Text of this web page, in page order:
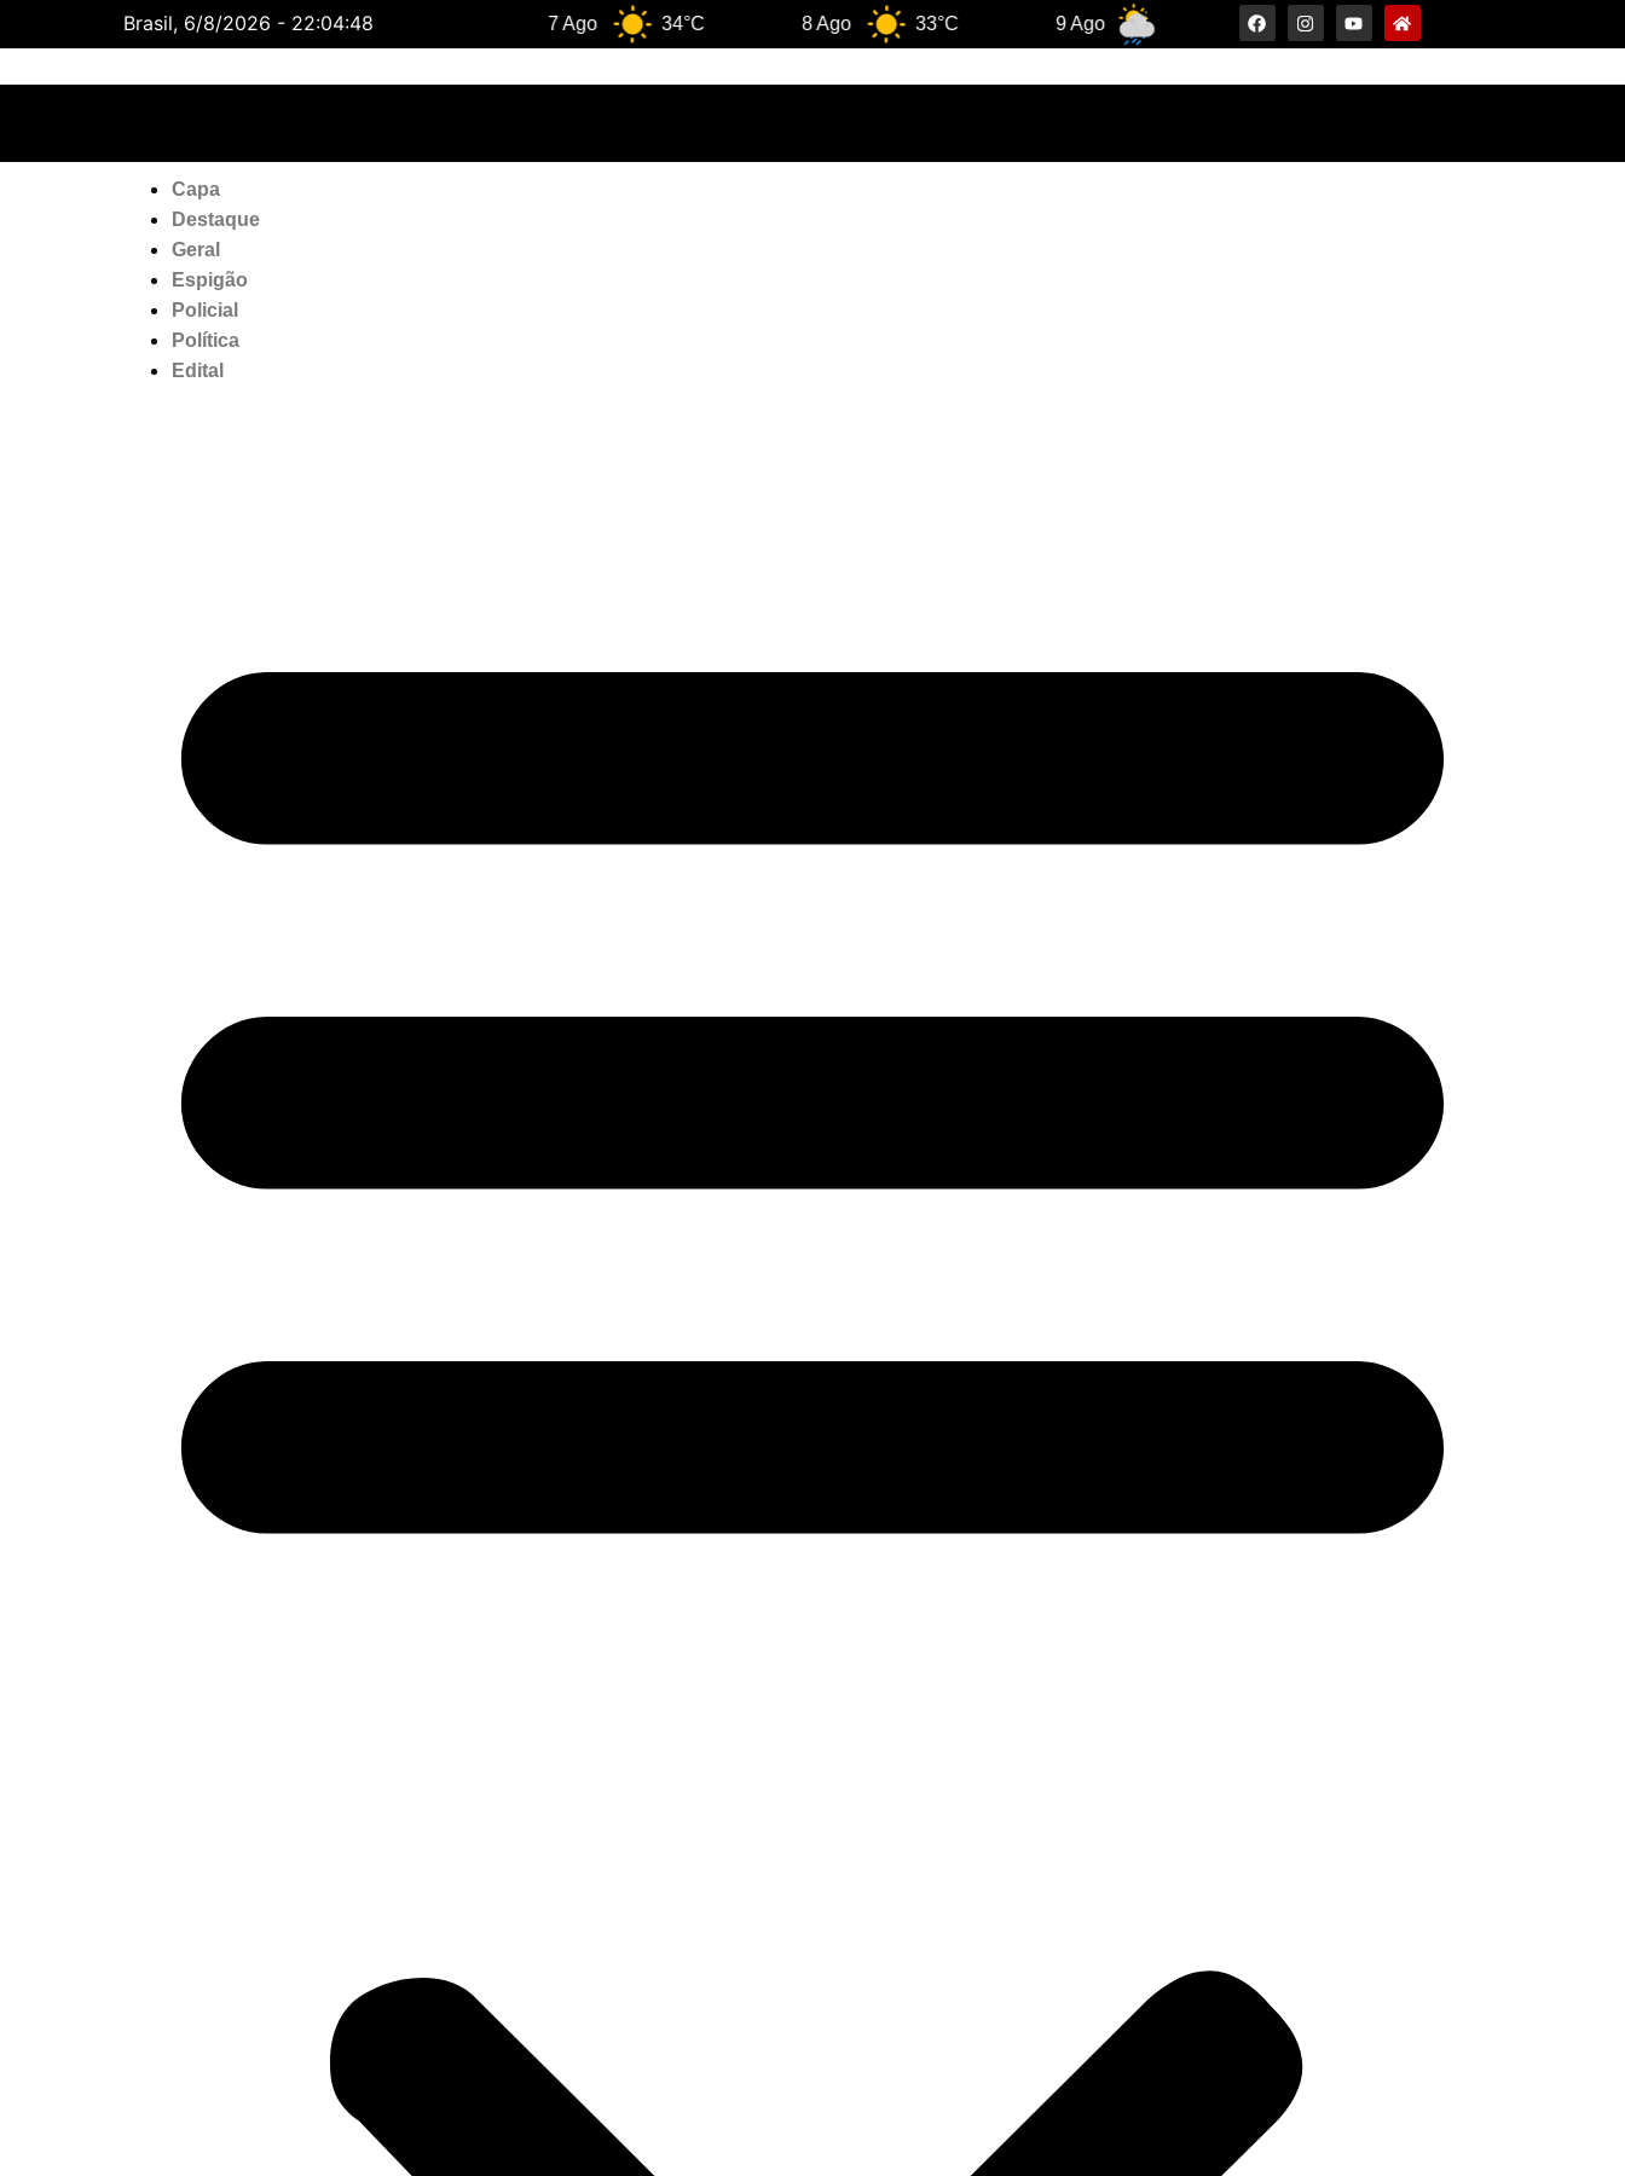
Brasil, 6/8/2026 - 22:04:49
6 Ago 34°C 34°C 33°C 30°C 10 Ago 33°C
Capa
Destaque
Geral
Espigão
Policial
Política
Edital